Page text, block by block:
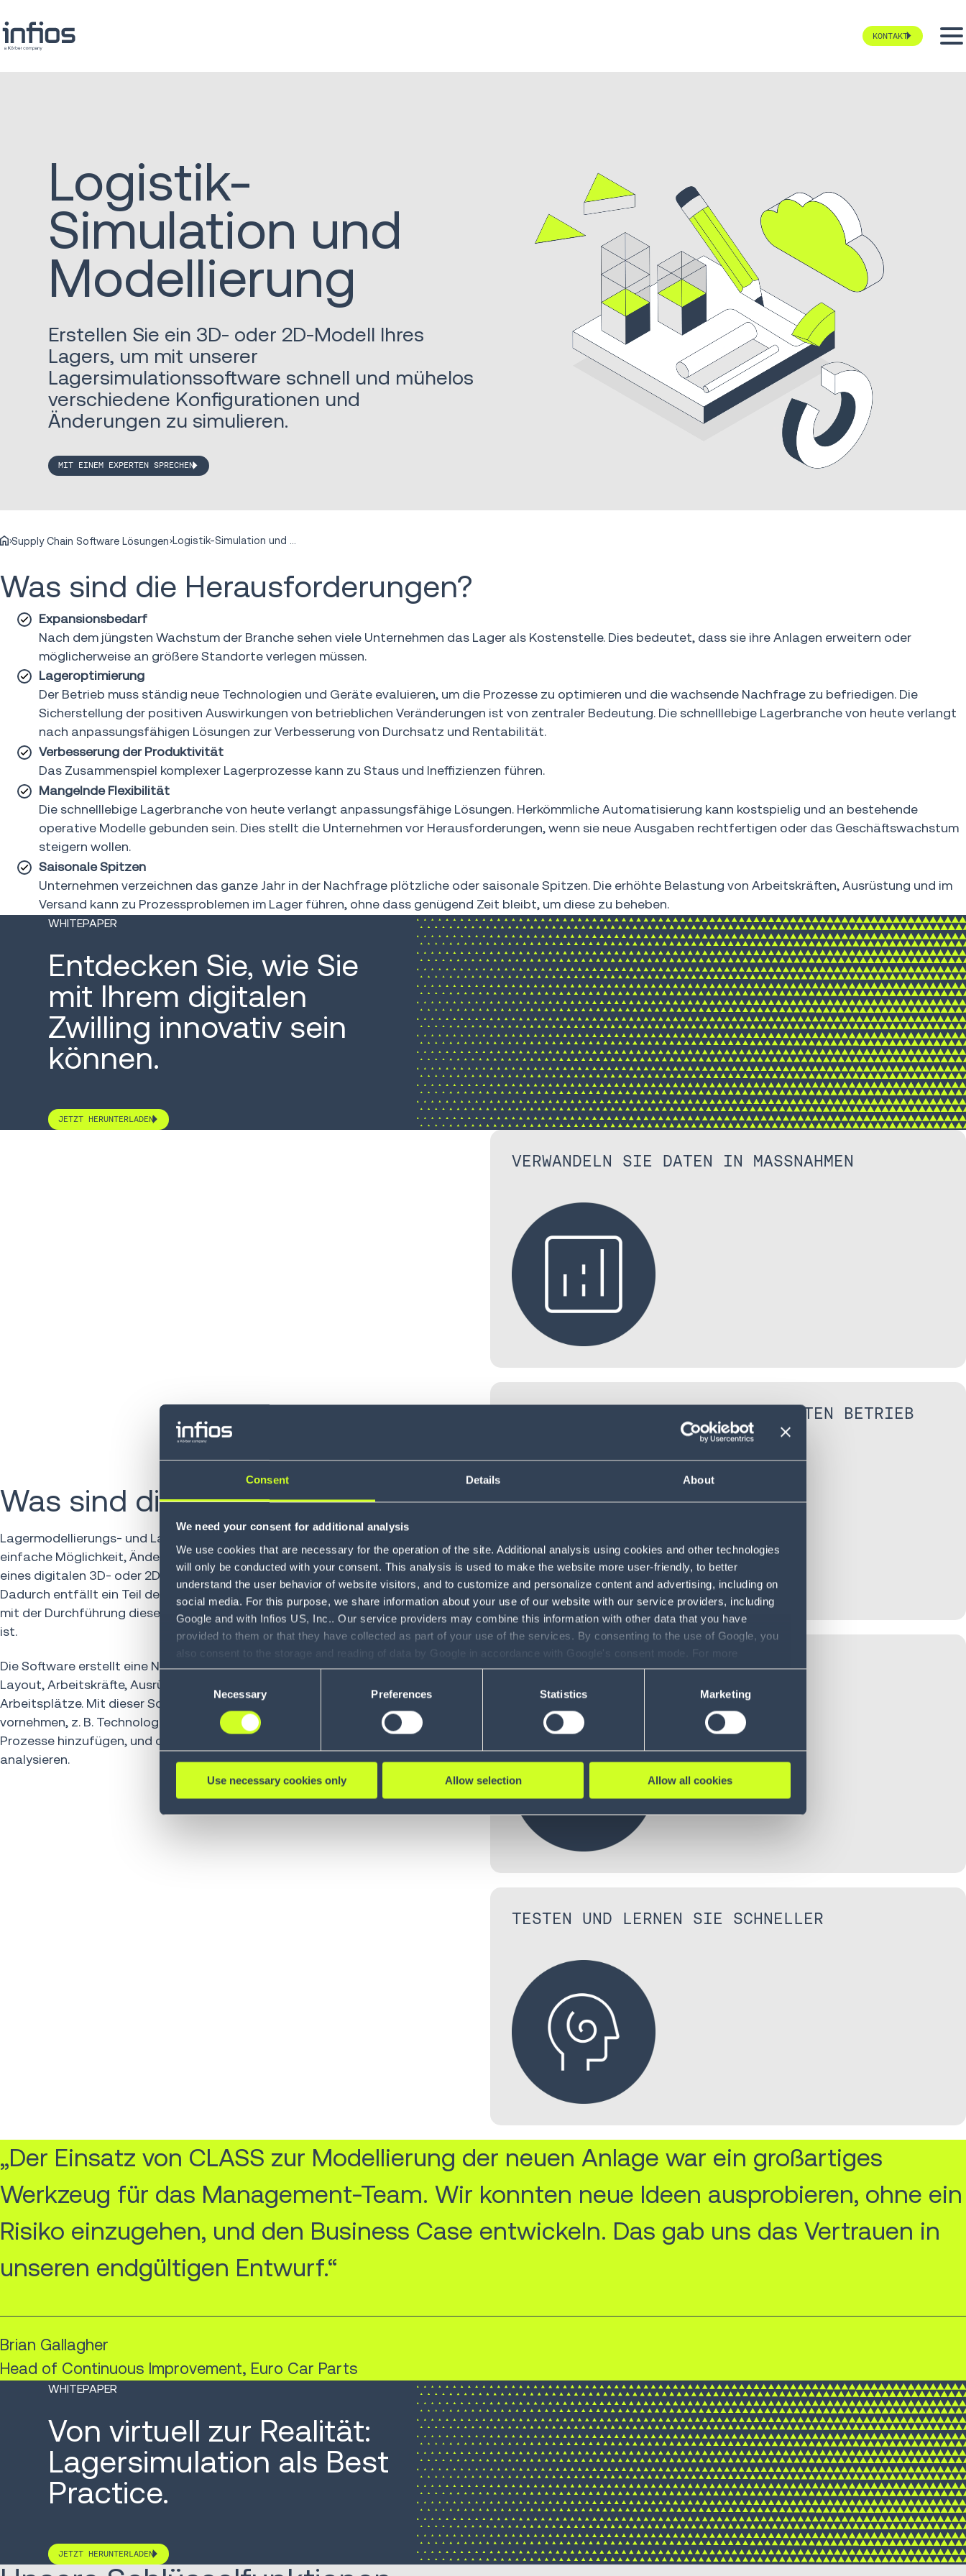
Consent Details About
We need your consent for additional analysis
We use cookies that are necessary for the operation of the site. Additional analysis using cookies and other technologies
will only be conducted with your consent. This analysis is used to make the website more user-friendly, to better
understand the user behavior of website visitors, and to customize and personalize content and advertising, including on
social media. For this purpose, we share information about your use of our website with our service providers, including
Google and with Infios US, Inc.. Our service providers may combine this information with other data that you have
provided to them or that they have collected as part of your use of the services. By consenting to the use of Google, you
also consent to the storage and reading of data by Google in accordance with Google's consent mode. For more
information, including the ability to revoke your consent and the service providers we use, please refer to our Privacy
see Privacy Policy
Necessary Preferences Statistics Marketing
Use necessary cookies only Allow selection Allow all cookies
KONTAKT
Logistik-
Simulation und
Modellierung
Erstellen Sie ein 3D- oder 2D-Modell Ihres
Lagers, um mit unserer
Lagersimulationssoftware schnell und mühelos
verschiedene Konfigurationen und
Änderungen zu simulieren.
MIT EINEM EXPERTEN SPRECHEN
Supply Chain Software Lösungen
Was sind die Herausforderungen?
Expansionsbedarf
Nach dem jüngsten Wachstum der Branche sehen viele Unternehmen das Lager als Kostenstelle. Dies bedeutet, dass sie ihre Anlagen erweitern oder
möglicherweise an größere Standorte verlegen müssen.
Lageroptimierung
Der Betrieb muss ständig neue Technologien und Geräte evaluieren, um die Prozesse zu optimieren und die wachsende Nachfrage zu befriedigen. Die
Sicherstellung der positiven Auswirkungen von betrieblichen Veränderungen ist von zentraler Bedeutung. Die schnelllebige Lagerbranche von heute verlangt
nach anpassungsfähigen Lösungen zur Verbesserung von Durchsatz und Rentabilität.
Verbesserung der Produktivität
Das Zusammenspiel komplexer Lagerprozesse kann zu Staus und Ineffizienzen führen.
Mangelnde Flexibilität
Die schnelllebige Lagerbranche von heute verlangt anpassungsfähige Lösungen. Herkömmliche Automatisierung kann kostspielig und an bestehende
operative Modelle gebunden sein. Dies stellt die Unternehmen vor Herausforderungen, wenn sie neue Ausgaben rechtfertigen oder das Geschäftswachstum
steigern wollen.
Saisonale Spitzen
Unternehmen verzeichnen das ganze Jahr in der Nachfrage plötzliche oder saisonale Spitzen. Die erhöhte Belastung von Arbeitskräften, Ausrüstung und im
Versand kann zu Prozessproblemen im Lager führen, ohne dass genügend Zeit bleibt, um diese zu beheben.
WHITEPAPER
Entdecken Sie, wie Sie
mit Ihrem digitalen
Zwilling innovativ sein
können.
JETZT HERUNTERLADEN
Was sind die Vorteile?
Lagermodellierungs- und Lagersimulationssoftware bietet eine
einfache Möglichkeit, Änderungen und Aktualisierungen mithilfe
eines digitalen 3D- oder 2D-Modells Ihres Lagers zu testen.
Dadurch entfällt ein Teil des Zeit- und Ressourcenaufwands, der
mit der Durchführung dieser Änderungen in der Praxis verbunden
ist.
Die Software erstellt eine Nachbildung Ihres Lagers, einschließlich
Layout, Arbeitskräfte, Ausrüstung, Lagersysteme und
Arbeitsplätze. Mit dieser Software können Sie Änderungen
vornehmen, z. B. Technologien wie AMR oder sprachgeführte
Prozesse hinzufügen, und deren Auswirkungen auf Ihren Betrieb
analysieren.
VERWANDELN SIE DATEN IN MASSNAHMEN
ECHTZEIT-TRANSPARENZ IM GESAMTEN BETRIEB
OPTIMIERUNG DER SERVICEKOSTEN
TESTEN UND LERNEN SIE SCHNELLER
„Der Einsatz von CLASS zur Modellierung der neuen Anlage war ein großartiges
Werkzeug für das Management-Team. Wir konnten neue Ideen ausprobieren, ohne ein
Risiko einzugehen, und den Business Case entwickeln. Das gab uns das Vertrauen in
unseren endgültigen Entwurf.“
Brian Gallagher
Head of Continuous Improvement, Euro Car Parts
WHITEPAPER
Von virtuell zur Realität:
Lagersimulation als Best
Practice.
JETZT HERUNTERLADEN